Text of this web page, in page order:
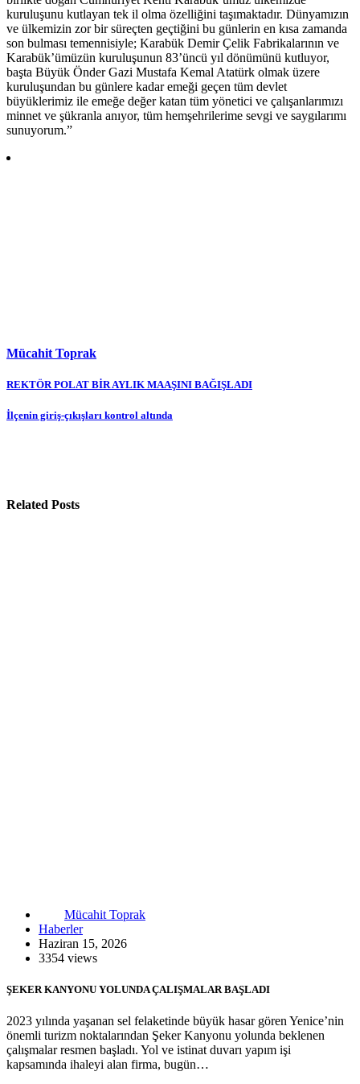
kuruluşunu kutlayan tek il olma özelliğini taşımaktadır. Dünyamızın
ve ülkemizin zor bir süreçten geçtiğini bu günlerin en kısa zamanda
son bulması temennisiyle; Karabük Demir Çelik Fabrikalarının ve
Karabük’ümüzün kuruluşunun 83’üncü yıl dönümünü kutluyor,
başta Büyük Önder Gazi Mustafa Kemal Atatürk olmak üzere
kuruluşundan bu günlere kadar emeği geçen tüm devlet
büyüklerimiz ile emeğe değer katan tüm yönetici ve çalışanlarımızı
minnet ve şükranla anıyor, tüm hemşehrilerime sevgi ve saygılarımı
sunuyorum.”
Mücahit Toprak
Yazı
gezinmesi
REKTÖR POLAT BİR AYLIK MAAŞINI BAĞIŞLADI
İlçenin giriş-çıkışları kontrol altında
Related Posts
Mücahit Toprak
Haberler
Haziran 15, 2026
3354 views
ŞEKER KANYONU YOLUNDA ÇALIŞMALAR BAŞLADI
2023 yılında yaşanan sel felaketinde büyük hasar gören Yenice’nin
önemli turizm noktalarından Şeker Kanyonu yolunda beklenen
çalışmalar resmen başladı. Yol ve istinat duvarı yapım işi
kapsamında ihaleyi alan firma, bugün…